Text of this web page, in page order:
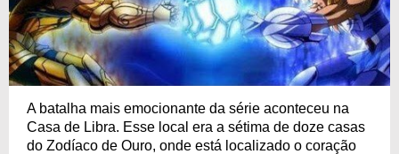
A batalha mais emocionante da série aconteceu na
Casa de Libra. Esse local era a sétima de doze casas
do Zodíaco de Ouro, onde está localizado o coração